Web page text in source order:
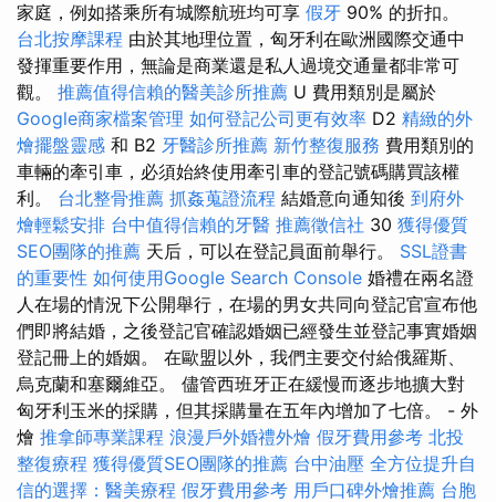
家庭，例如搭乘所有城際航班均可享 假牙 90% 的折扣。
台北按摩課程 由於其地理位置，匈牙利在歐洲國際交通中
發揮重要作用，無論是商業還是私人過境交通量都非常可
觀。 推薦值得信賴的醫美診所推薦 U 費用類別是屬於
Google商家檔案管理 如何登記公司更有效率 D2 精緻的外
燴擺盤靈感 和 B2 牙醫診所推薦 新竹整復服務 費用類別的
車輛的牽引車，必須始終使用牽引車的登記號碼購買該權
利。 台北整骨推薦 抓姦蒐證流程 結婚意向通知後 到府外
燴輕鬆安排 台中值得信賴的牙醫 推薦徵信社 30 獲得優質
SEO團隊的推薦 天后，可以在登記員面前舉行。 SSL證書
的重要性 如何使用Google Search Console 婚禮在兩名證
人在場的情況下公開舉行，在場的男女共同向登記官宣布他
們即將結婚，之後登記官確認婚姻已經發生並登記事實婚姻
登記冊上的婚姻。 在歐盟以外，我們主要交付給俄羅斯、
烏克蘭和塞爾維亞。 儘管西班牙正在緩慢而逐步地擴大對
匈牙利玉米的採購，但其採購量在五年內增加了七倍。 - 外
燴 推拿師專業課程 浪漫戶外婚禮外燴 假牙費用參考 北投
整復療程 獲得優質SEO團隊的推薦 台中油壓 全方位提升自
信的選擇：醫美療程 假牙費用參考 用戶口碑外燴推薦 台胞